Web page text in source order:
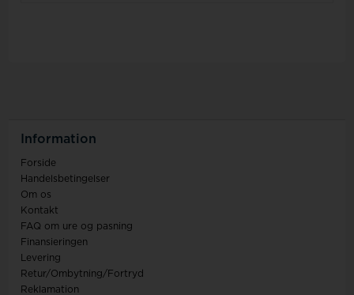
Information
Forside
Handelsbetingelser
Om os
Kontakt
FAQ om ure og pasning
Finansieringen
Levering
Retur/Ombytning/Fortryd
Reklamation